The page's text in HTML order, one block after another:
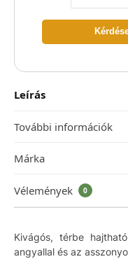
Leírás
További információk
Márka
Vélemények 0
Kivágós, térbe
angyallal és az